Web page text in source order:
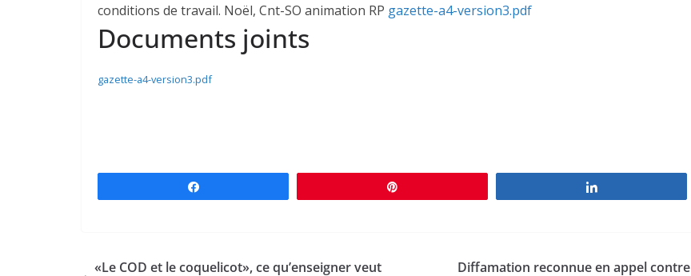
conditions de travail. Noël, Cnt-SO animation RP gazette-a4-version3.pdf
Documents joints
gazette-a4-version3.pdf
«Le COD et le coquelicot», ce qu’enseigner veut
Diffamation reconnue en appel contre